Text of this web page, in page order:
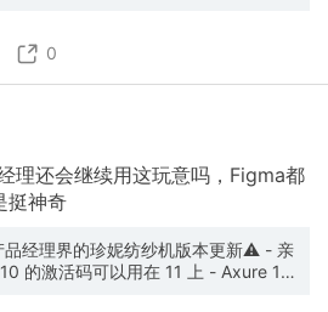
实现一个最小框架，丢到Cursor
0
理还会继续用这玩意吗，Figma都
挺神奇
经理界的珍妮纺纱机版本更新⚠️ - 亲
的激活码可以用在 11 上 - Axure 11